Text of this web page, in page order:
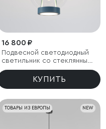
16 800 ₽
Подвесной светодиодный
светильник со стеклянным
плафоном
КУПИТЬ
NEW
ТОВАРЫ ИЗ ЕВРОПЫ